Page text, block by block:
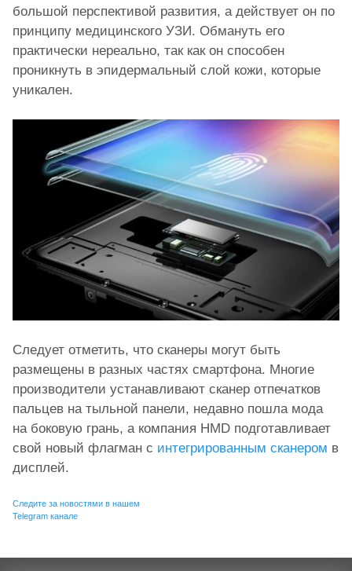
большой перспективой развития, а действует он по
принципу медицинского УЗИ. Обмануть его
практически нереально, так как он способен
проникнуть в эпидермальный слой кожи, которые
уникален.
Следует отметить, что сканеры могут быть
размещены в разных частях смартфона. Многие
производители устанавливают сканер отпечатков
пальцев на тыльной панели, недавно пошла мода
на боковую грань, а компания HMD подготавливает
свой новый флагман с интегрированным сканером в
дисплей.
Следите за новостями в нашем
Telegram канале